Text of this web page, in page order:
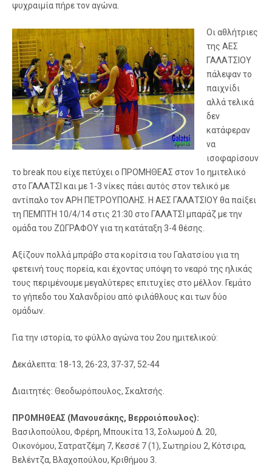
ψυχραιμία πήρε τον αγώνα.
Οι αθλήτριες
της ΑΕΣ
ΓΑΛΑΤΣΙΟΥ
πάλεψαν το
παιχνίδι
αλλά τελικά
δεν
κατάφεραν
να
ισοφαρίσουν
το break που είχε πετύχει ο ΠΡΟΜΗΘΕΑΣ στον 1ο ημιτελικό
στο ΓΑΛΑΤΣΙ και με 1-3 νίκες πάει αυτός στον τελικό με
αντίπαλο τον ΑΡΗ ΠΕΤΡΟΥΠΟΛΗΣ. Η ΑΕΣ ΓΑΛΑΤΣΙΟΥ θα παίξει
τη ΠΕΜΠΤΗ 10/4/14 στις 21:30 στο ΓΑΛΑΤΣΙ μπαράζ με την
ομάδα του ΖΩΓΡΑΦΟΥ για τη κατάταξη 3-4 θέσης.
Αξίζουν πολλά μπράβο στα κορίτσια του Γαλατσίου για τη
φετεινή τους πορεία, και έχοντας υπόψη το νεαρό της ηλικάς
τους περιμένουμε μεγαλύτερες επιτυχίες στο μέλλον. Γεμάτο
το γήπεδο του Χαλανδρίου από φιλάθλους και των δύο
ομάδων.
Για την ιστορία, το φύλλο αγώνα του 2ου ημιτελικού:
Δεκάλεπτα: 18-13, 26-23, 37-37, 52-44
Διαιτητές: Θεοδωρόπουλος, Σκαλτσής.
ΠΡΟΜΗΘΕΑΣ (Μανουσάκης, Βερροιόπουλος):
Βασιλοπούλου, Φρέρη, Μπουκίτα 13, Σολωμού Δ. 20,
Οικονόμου, Σατρατζέμη 7, Κεσσέ 7 (1), Σωτηρίου 2, Κότσιρα,
Βελέντζα, Βλαχοπούλου, Κριθήμου 3.